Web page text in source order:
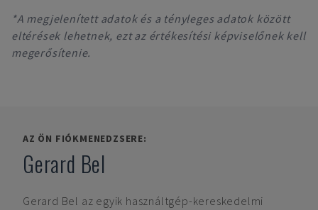
*A megjelenített adatok és a tényleges adatok között
eltérések lehetnek, ezt az értékesítési képviselőnek kell
megerősítenie.
AZ ÖN FIÓKMENEDZSERE:
Gerard Bel
Gerard Bel az egyik használtgép-kereskedelmi